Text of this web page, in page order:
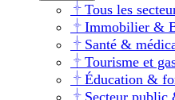
Tous les
Immobilier &
Santé &
Tourisme et
Éducation &
Secteur